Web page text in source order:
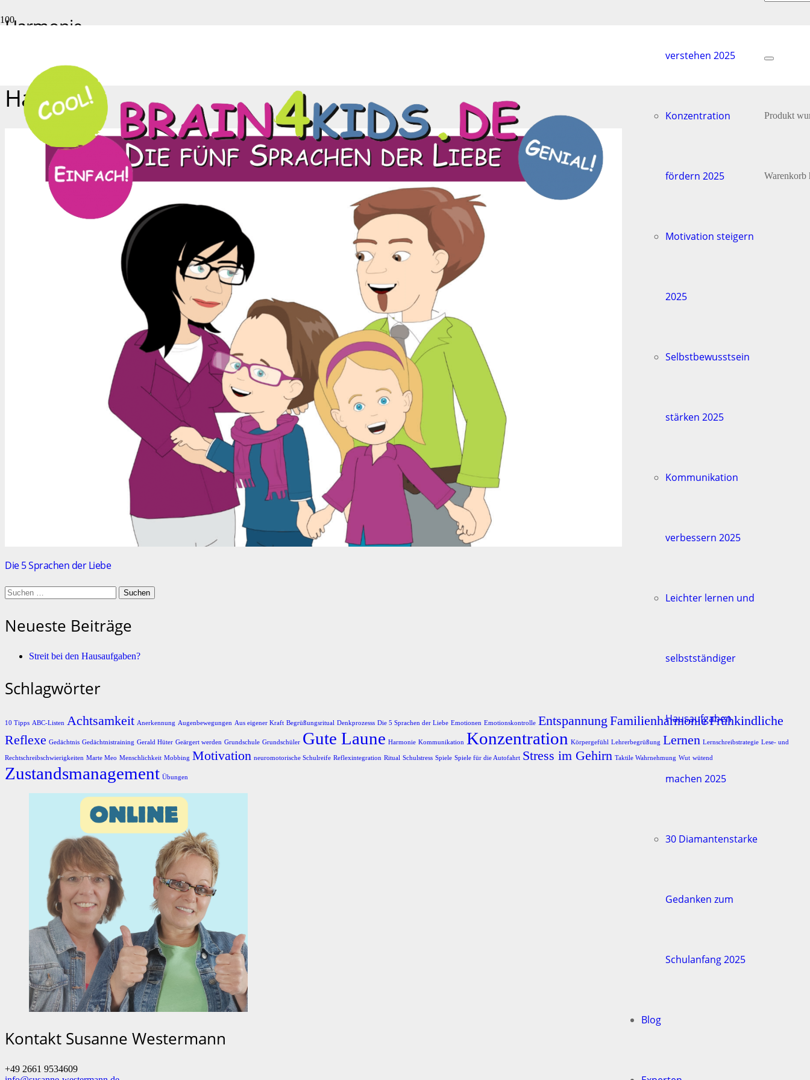
verstehen 2025
Konzentration
fördern 2025
Motivation steigern
2025
Selbstbewusstsein
stärken 2025
Kommunikation
verbessern 2025
Leichter lernen und
selbstständiger
Hausaufgaben
machen 2025
30 Diamantenstarke
Gedanken zum
Schulanfang 2025
Blog
Produkt
Warenkorb
Harmonie
Harmonie
Die 5 Sprachen der Liebe
Suchen
nach:
Neueste Beiträge
Streit bei den Hausaufgaben?
Schlagwörter
10 Tipps ABC-Listen Achtsamkeit Anerkennung Augenbewegungen Aus eigener Kraft Begrüßungsritual Denkprozesss Die 5 Sprachen der Liebe Emotionen Emotionskontrolle Entspannung FamilienharmonieFrühkindliche
Reflexe Gedächtnis Gedächtnistraining Gerald Hüter Geärgert werden Grundschule Grundschüler Gute Laune Harmonie Kommunikation Konzentration Körpergefühl Lehrerbegrüßung Lernen Lernschreibstrategie Lese- und
Rechtschreibschwierigkeiten Marte Meo Menschlichkeit Mobbing Motivation neuromotorische Schulreife Reflexintegration Ritual Schulstress Spiele Spiele für die Autofahrt Stress im Gehirn Taktile Wahrnehmung Wut wütend
Zustandsmanagement Übungen
Kontakt Susanne Westermann
+49 2661 9534609